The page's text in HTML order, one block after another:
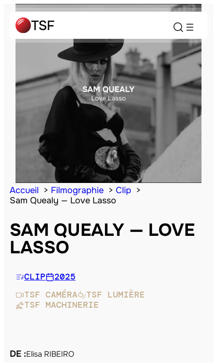
Accueil Filmographie
Clip
Sam Quealy — Love Lasso
SAM QUEALY — LOVE
LASSO
CLIP
2025
TSF CAMÉRA
TSF LUMIÈRE
TSF MACHINERIE
DE :Elisa RIBEIRO